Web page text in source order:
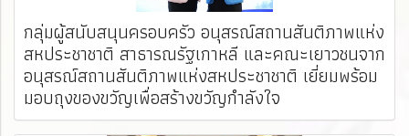
กลุ่มผู้สนับสนุนครอบครัว อนุสรณ์สถานสันติภาพแห่ง
สหประชาชาติ สาธารณรัฐเกาหลี และคณะเยาวชนจาก
อนุสรณ์สถานสันติภาพแห่งสหประชาชาติ เยี่ยมพร้อม
มอบถุงของขวัญเพื่อสร้างขวัญกำลังใจ